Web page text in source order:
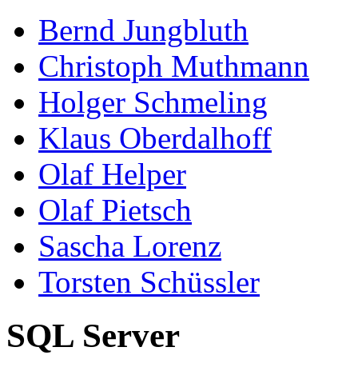
Bernd Jungbluth
Christoph Muthmann
Holger Schmeling
Klaus Oberdalhoff
Olaf Helper
Olaf Pietsch
Sascha Lorenz
Torsten Schüssler
SQL Server